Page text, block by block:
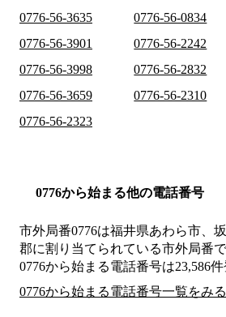
0776-56-3635
0776-56-0834
0776-56-3901
0776-56-2242
0776-56-3998
0776-56-2832
0776-56-3659
0776-56-2310
0776-56-2323
0776から始まる他の電話番号
市外局番0776は福井県あわら市、
郡に割り当てられている市外局番で
0776から始まる電話番号は23,586
0776から始まる電話番号一覧をみる